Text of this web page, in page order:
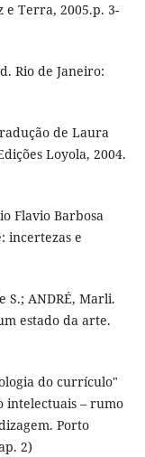
e Terra, 2005.p. 3-
Rio de Janeiro:
de Laura
Loyola, 2004.
Flavio Barbosa
incertezas e
S.; ANDRÉ, Marli.
estado da arte.
do currículo"
intelectuais – rumo
Porto
2)